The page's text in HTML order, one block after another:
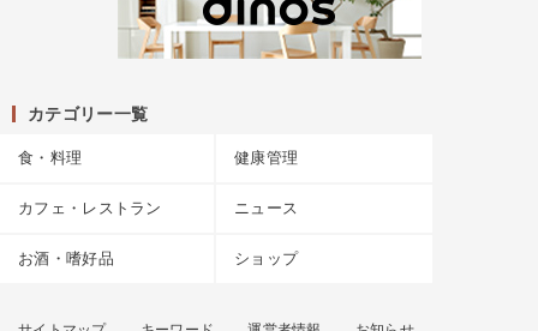
カテゴリー一覧
食・料理 健康管理
カフェ・レストラン ニュース
お酒・嗜好品 ショップ